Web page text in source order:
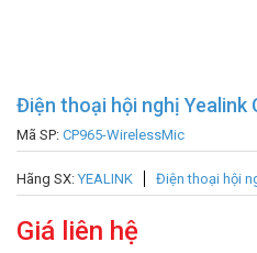
Điện thoại hội nghị Yealink
Mã SP: CP965-WirelessMic
Hãng SX: YEALINK Điện thoại hội
Giá liên hệ